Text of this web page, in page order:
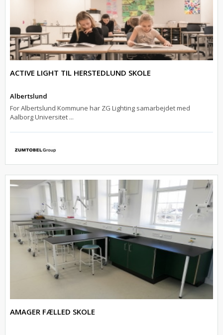
ACTIVE LIGHT TIL HERSTEDLUND SKOLE
Albertslund
For Albertslund Kommune har ZG Lighting samarbejdet med
Aalborg Universitet ...
AMAGER FÆLLED SKOLE